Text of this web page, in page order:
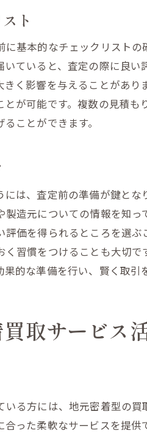
買取を実現するための準備と
買取業者に伝えるべき重要な
査定に影響を与える要素の確認
高評価を得るためのプレゼン
買取価格を上げるための工夫
県白石市で賢く買取を進める
地元の買取キャンペーン情報
複数業者に査定を依頼する利
買取契約の罠を避ける方法
買取後の手続きで注意すべき
連絡手段を明確にする
理解を深めるための質問テク
円滑な取引を実現するための
ト
基本的なチェックリスト
ていると、査定の際に良
く影響を与えることがあ
が可能です。複数の見積
ことができます。
は、査定前の準備が鍵とな
造元についての情報を知
価を得られるところを選
習慣をつけることも大切
的な準備を行い、賢く取引
取サービス
る方には、地元密着型の
った柔軟なサービスを提